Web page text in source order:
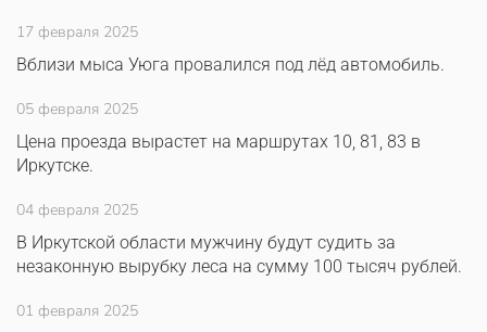
17 февраля 2025
Вблизи мыса Уюга провалился под лёд автомобиль.
05 февраля 2025
Цена проезда вырастет на маршрутах 10, 81, 83 в
Иркутске.
04 февраля 2025
В Иркутской области мужчину будут судить за
незаконную вырубку леса на сумму 100 тысяч рублей.
01 февраля 2025